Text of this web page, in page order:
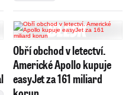
Obří obchod v letectví.
Americké Apollo kupuje
easyJet za 161 miliard